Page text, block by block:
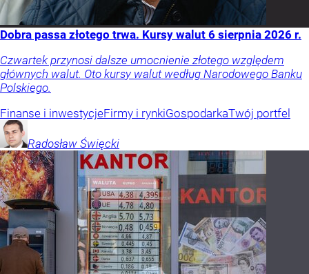
Dobra passa złotego trwa. Kursy walut 6 sierpnia 2026 r.
Czwartek przynosi dalsze umocnienie złotego względem
głównych walut. Oto kursy walut według Narodowego Banku
Polskiego.
Finanse i inwestycjeFirmy i rynkiGospodarkaTwój portfel
Radosław Święcki